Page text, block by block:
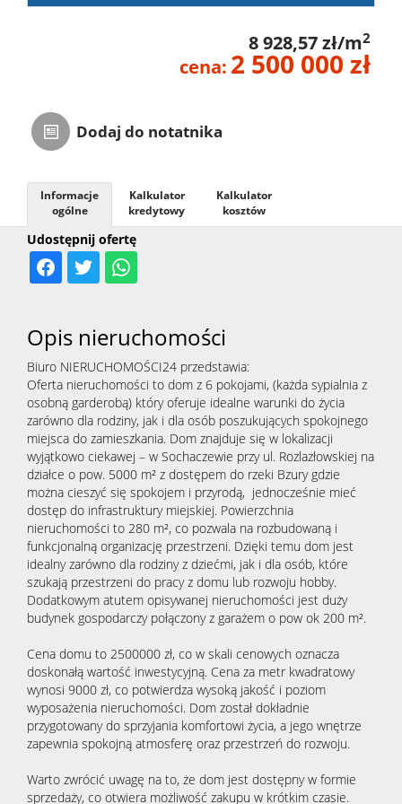
8 928,57 zł/m2
cena: 2 500 000 zł
Dodaj do notatnika
Udostępnij ofertę
Informacje
ogólne
Kalkulator
kredytowy
Kalkulator
kosztów
Opis nieruchomości
Biuro NIERUCHOMOŚCI24 przedstawia:
Oferta nieruchomości to dom z 6 pokojami, (każda sypialnia z
osobną garderobą) który oferuje idealne warunki do życia
zarówno dla rodziny, jak i dla osób poszukujących spokojnego
miejsca do zamieszkania. Dom znajduje się w lokalizacji
wyjątkowo ciekawej – w Sochaczewie przy ul. Rozlazłowskiej na
działce o pow. 5000 m² z dostępem do rzeki Bzury gdzie
można cieszyć się spokojem i przyrodą, jednocześnie mieć
dostęp do infrastruktury miejskiej. Powierzchnia
nieruchomości to 280 m², co pozwala na rozbudowaną i
funkcjonalną organizację przestrzeni. Dzięki temu dom jest
idealny zarówno dla rodziny z dziećmi, jak i dla osób, które
szukają przestrzeni do pracy z domu lub rozwoju hobby.
Dodatkowym atutem opisywanej nieruchomości jest duży
budynek gospodarczy połączony z garażem o pow ok 200 m².
Cena domu to 2500000 zł, co w skali cenowych oznacza
doskonałą wartość inwestycyjną. Cena za metr kwadratowy
wynosi 9000 zł, co potwierdza wysoką jakość i poziom
wyposażenia nieruchomości. Dom został dokładnie
przygotowany do sprzyjania komfortowi życia, a jego wnętrze
zapewnia spokojną atmosferę oraz przestrzeń do rozwoju.
Warto zwrócić uwagę na to, że dom jest dostępny w formie
sprzedaży, co otwiera możliwość zakupu w krótkim czasie.